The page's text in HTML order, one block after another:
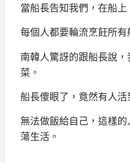
當船長告知我們，在船上
每個人都要輪流烹飪所有
南韓人驚訝的跟船長說
菜。
船長傻眼了，竟然有人活
無法做飯給自己，這樣
蕩生活。